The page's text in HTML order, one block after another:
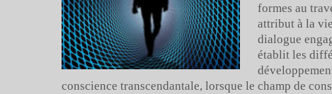
formes au
attribut à la
dialogue
établit les
conscience transcendantale, lorsque le champ de